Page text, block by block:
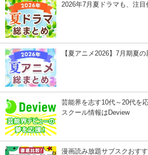
2026年7月夏ドラマも、注目
【夏アニメ2026】7月期夏
芸能界を志す10代～20代を
スクール情報はDeview
漫画読み放題サブスクおす